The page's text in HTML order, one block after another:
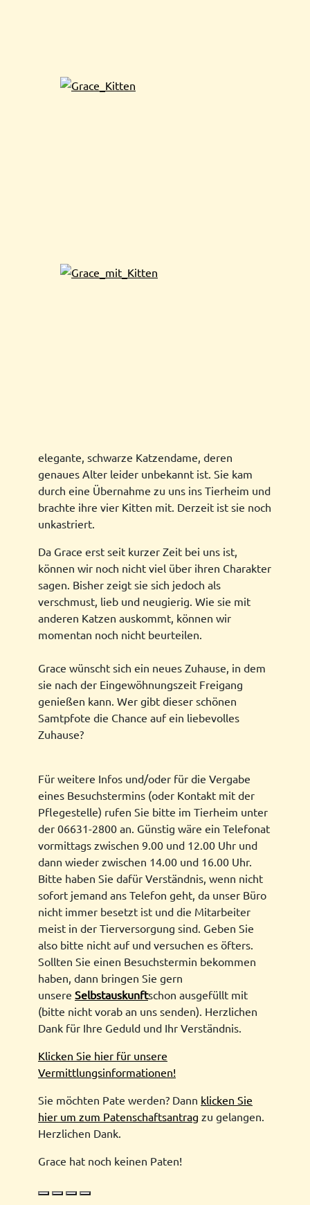
elegante, schwarze Katzendame, deren
genaues Alter leider unbekannt ist. Sie kam
durch eine Übernahme zu uns ins Tierheim und
brachte ihre vier Kitten mit. Derzeit ist sie noch
unkastriert.
Da Grace erst seit kurzer Zeit bei uns ist,
können wir noch nicht viel über ihren Charakter
sagen. Bisher zeigt sie sich jedoch als
verschmust, lieb und neugierig. Wie sie mit
anderen Katzen auskommt, können wir
momentan noch nicht beurteilen.
Grace wünscht sich ein neues Zuhause, in dem
sie nach der Eingewöhnungszeit Freigang
genießen kann. Wer gibt dieser schönen
Samtpfote die Chance auf ein liebevolles
Zuhause?
Für weitere Infos und/oder für die Vergabe
eines Besuchstermins (oder Kontakt mit der
Pflegestelle) rufen Sie bitte im Tierheim unter
der 06631-2800 an. Günstig wäre ein Telefonat
vormittags zwischen 9.00 und 12.00 Uhr und
dann wieder zwischen 14.00 und 16.00 Uhr.
Bitte haben Sie dafür Verständnis, wenn nicht
sofort jemand ans Telefon geht, da unser Büro
nicht immer besetzt ist und die Mitarbeiter
meist in der Tierversorgung sind. Geben Sie
also bitte nicht auf und versuchen es öfters.
Sollten Sie einen Besuchstermin bekommen
haben, dann bringen Sie gern
unsere Selbstauskunftschon ausgefüllt mit
(bitte nicht vorab an uns senden). Herzlichen
Dank für Ihre Geduld und Ihr Verständnis.
Klicken Sie hier für unsere
Vermittlungsinformationen!
Sie möchten Pate werden? Dann klicken Sie
hier um zum Patenschaftsantrag zu gelangen.
Herzlichen Dank.
Grace hat noch keinen Paten!